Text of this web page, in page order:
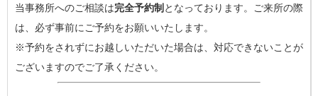
当事務所へのご相談は完全予約制 となっております。ご来所の際
は、必ず事前にご予約をお願いいたします。
※予約をされずにお越しいただいた場合は、対応できないことが
ございますのでご了承ください。